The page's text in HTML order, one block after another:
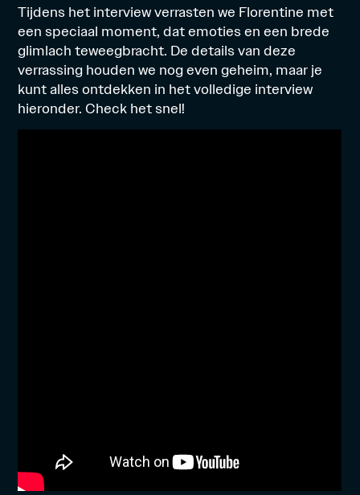
Tijdens het interview verrasten we Florentine met
een speciaal moment, dat emoties en een brede
glimlach teweegbracht. De details van deze
verrassing houden we nog even geheim, maar je
kunt alles ontdekken in het volledige interview
hieronder. Check het snel!